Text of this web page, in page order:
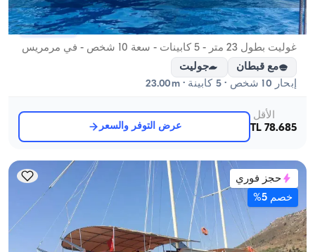
مرمريس, Muğla قارب جديد
غوليت بطول 23 متر - 5 كابينات - سعة 10 شخص - في مرمريس
مع قبطان
جوليت
إبحار 10 شخص · 5 كابينة · 23.00m
الأقل
78.685 TL
عرض التوفر والسعر
حجز فوري
خصم 5%